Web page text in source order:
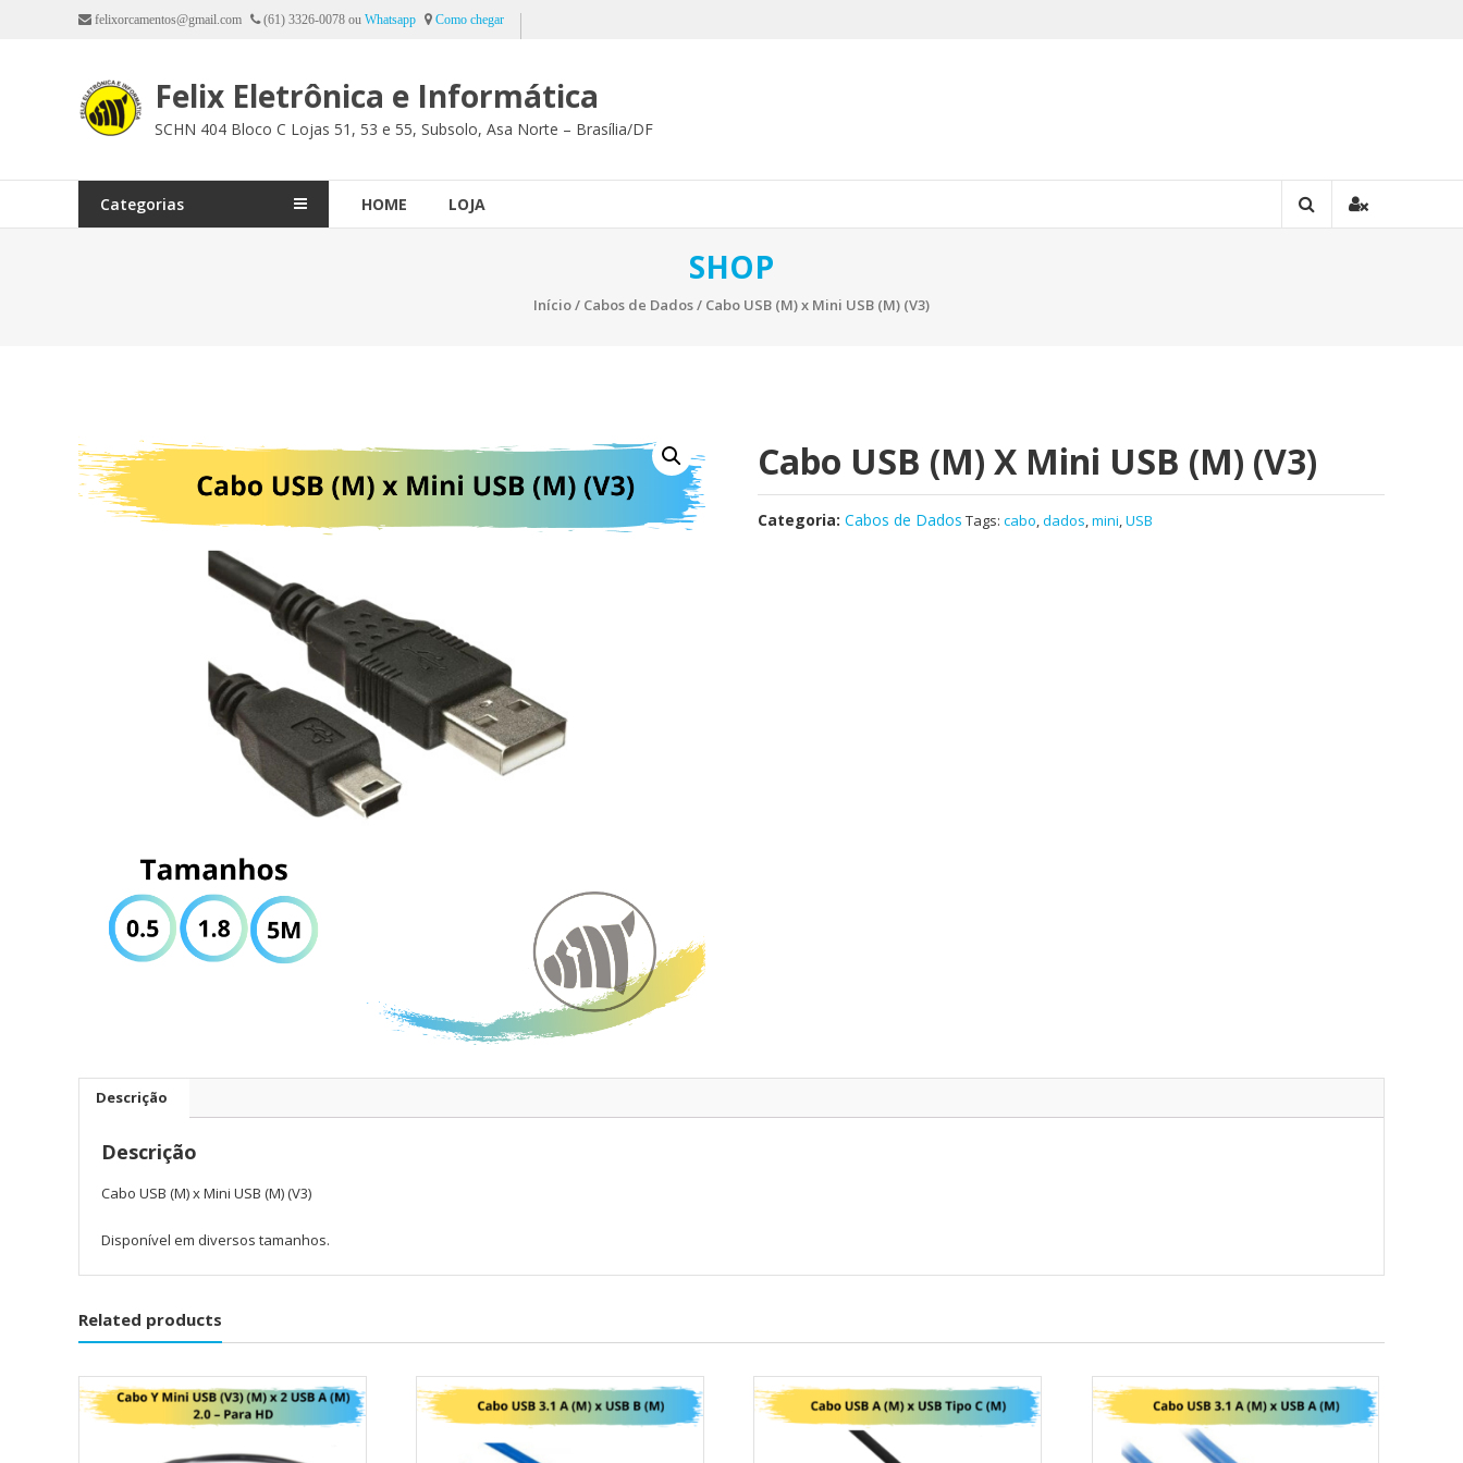
felixorcamentos@gmail.com (61) 3326-0078 ou Whatsapp Como chegar
Felix Eletrônica e Informática
SCHN 404 Bloco C Lojas 51, 53 e 55, Subsolo, Asa Norte – Brasília/DF
Categorias HOME LOJA
SHOP
Início/ Cabos de Dados/ Cabo USB (M) x Mini USB (M) (V3)
Cabo USB (M) X Mini USB (M) (V3)
Categoria: Cabos de Dados Tags: cabo,dados,mini,USB
Descrição
Descrição
Cabo USB (M) x Mini USB (M) (V3)
Disponível em diversos tamanhos.
Related products